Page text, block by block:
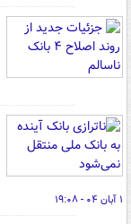
۱ آبان ۰۴ - ۱۹:۰۸